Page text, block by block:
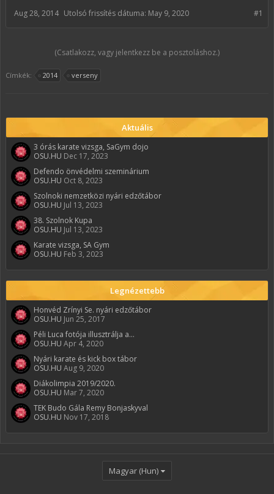
#1
Aug 28, 2014 Utolsó frissítés dátuma: May 9, 2020
(Csatlakozz, vagy jelentkezz be a posztoláshoz.)
Címkék: 2014 verseny
Aktuális
3 órás karate vizsga, SaGym dojo
OSU.HU Dec 17, 2023
Defendo önvédelmi szeminárium
OSU.HU Oct 8, 2023
Szolnoki nemzetközi nyári edzőtábor
OSU.HU Jul 13, 2023
38. Szolnok Kupa
OSU.HU Jul 13, 2023
Karate vizsga, SA Gym
OSU.HU Feb 3, 2023
Legnézettebb
Honvéd Zrínyi Se. nyári edzőtábor
OSU.HU Jun 25, 2017
Péli Luca fotója illusztrálja a...
OSU.HU Apr 4, 2020
Nyári karate és kick box tábor
OSU.HU Aug 9, 2020
Diákolimpia 2019/2020.
OSU.HU Mar 7, 2020
TEK Budo Gála Remy Bonjaskyval
OSU.HU Nov 17, 2018
Magyar (Hun)